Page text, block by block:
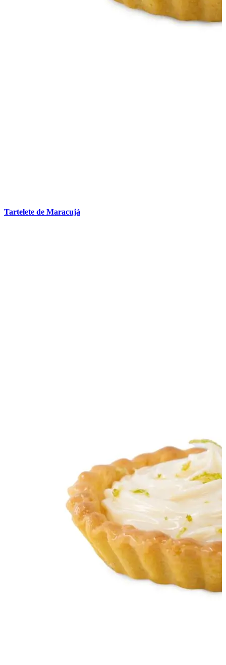
Tartelete de Maracujá